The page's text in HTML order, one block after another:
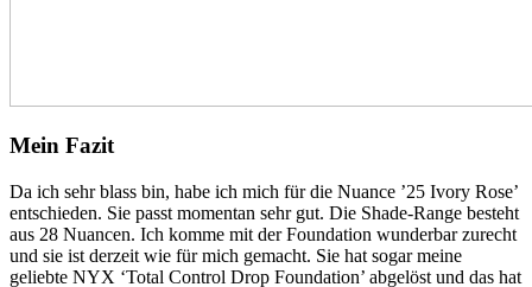
Mein Fazit
Da ich sehr blass bin, habe ich mich für die Nuance ’25 Ivory Rose’
entschieden. Sie passt momentan sehr gut. Die Shade-Range besteht
aus 28 Nuancen. Ich komme mit der Foundation wunderbar zurecht
und sie ist derzeit wie für mich gemacht. Sie hat sogar meine
geliebte NYX ‘Total Control Drop Foundation’ abgelöst und das hat